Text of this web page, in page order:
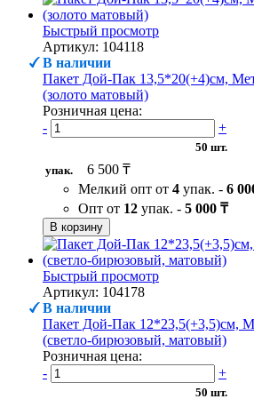
Быстрый просмотр
Артикул: 104118
В наличии
Пакет Дой-Пак 13,5*20(+4)см,
(золото матовый)
Розничная цена:
-
+
50 шт.
упак.
6 500 ₸
Мелкий опт от 4 упак. - 6
Опт от 12 упак. - 5 000 ₸
В корзину
Быстрый просмотр
Артикул: 104178
В наличии
Пакет Дой-Пак 12*23,5(+3,5)см,
(светло-бирюзовый, матовый)
Розничная цена:
-
+
50 шт.